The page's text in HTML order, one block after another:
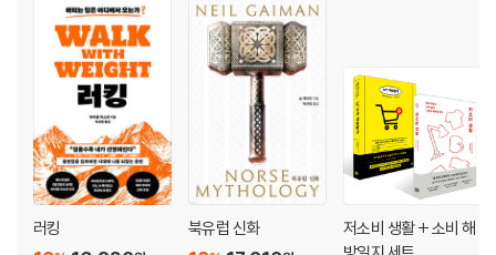
지금이 아니면 언제란 말인가
가끔은 계획을 수정해도 좋다
두려운 상황이 닥치면 부딪쳐라
7장 위기 상황에 미리 대비하라
최악의 상황에서 팀을 격려하는 법
최악의 경우에 대비하라
준비의 힘
만일에 대비하라
러킹 북유럽 신화
저소비 생활 + 소비 해